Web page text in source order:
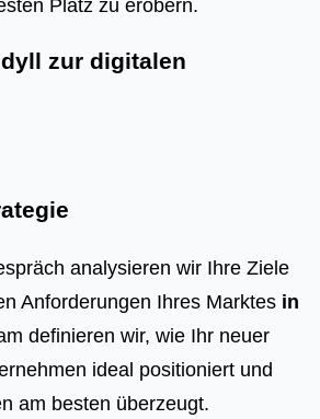
Platz zu erobern.
zur digitalen
analysieren wir Ihre Ziele
Anforderungen Ihres Marktes in
definieren wir, wie Ihr neuer
ideal positioniert und
am besten überzeugt.